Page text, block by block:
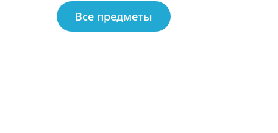
Все предметы